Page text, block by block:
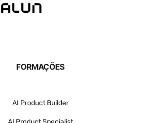
FORMAÇÕES
AI Product Builder